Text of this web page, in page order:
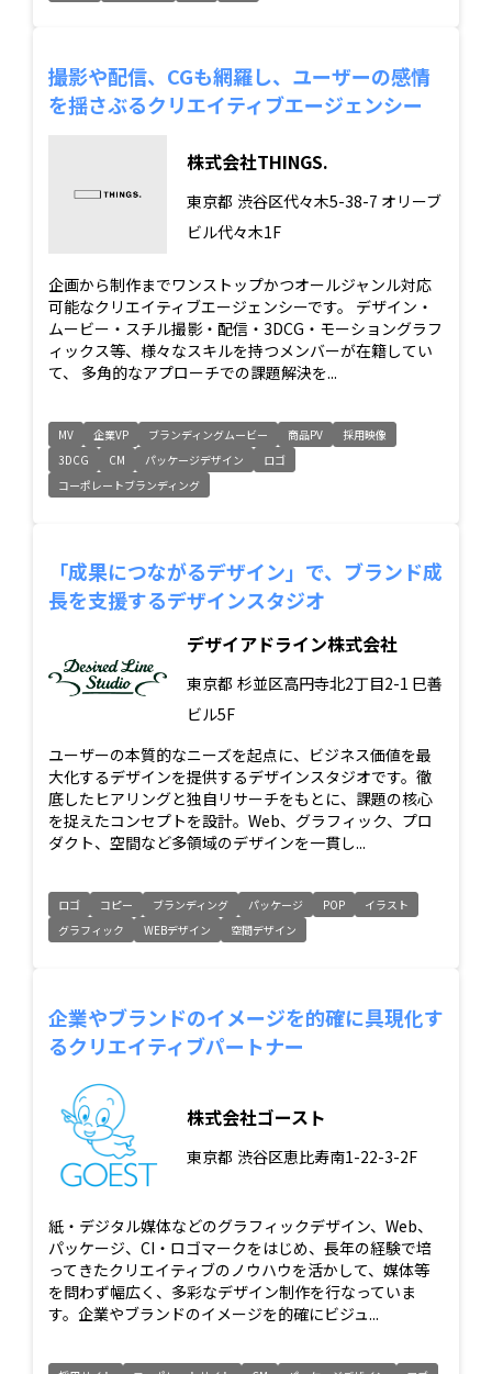
撮影や配信、CGも網羅し、ユーザーの感情
を揺さぶるクリエイティブエージェンシー
株式会社THINGS.
東京都 渋谷区代々木5-38-7 オリーブ
ビル代々木1F
企画から制作までワンストップかつオールジャンル対応
可能なクリエイティブエージェンシーです。 デザイン・
ムービー・スチル撮影・配信・3DCG・モーショングラフ
ィックス等、様々なスキルを持つメンバーが在籍してい
て、 多角的なアプローチでの課題解決を...
MV 企業VP ブランディングムービー 商品PV
採用映像
3DCG
CM パッケージデザイン
ロゴ
コーポレートブランディング
「成果につながるデザイン」で、ブランド成
長を支援するデザインスタジオ
デザイアドライン株式会社
東京都 杉並区高円寺北2丁目2-1 巳善
ビル5F
ユーザーの本質的なニーズを起点に、ビジネス価値を最
大化するデザインを提供するデザインスタジオです。徹
底したヒアリングと独自リサーチをもとに、課題の核心
を捉えたコンセプトを設計。Web、グラフィック、プロ
ダクト、空間など多領域のデザインを一貫し...
ロゴ コピー ブランディング パッケージ POP
イラスト
グラフィック
WEBデザイン 空間デザイン
企業やブランドのイメージを的確に具現化す
るクリエイティブパートナー
株式会社ゴースト
東京都 渋谷区恵比寿南1-22-3-2F
紙・デジタル媒体などのグラフィックデザイン、Web、
パッケージ、CI・ロゴマークをはじめ、長年の経験で培
ってきたクリエイティブのノウハウを活かして、媒体等
を問わず幅広く、多彩なデザイン制作を行なっていま
す。企業やブランドのイメージを的確にビジュ...